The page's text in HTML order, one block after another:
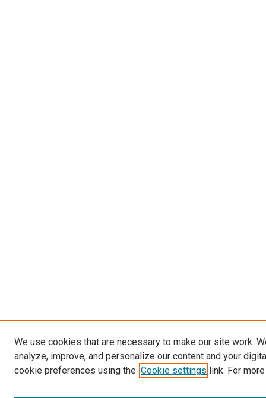
We use cookies that are necessary to make our site work.
analyze, improve, and personalize our content and your
cookie preferences using the Cookie settings link. For